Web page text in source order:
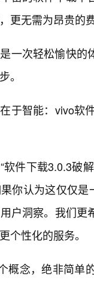
更无需为昂贵的
一次轻松愉快的
。
于智能：vivo软
软件下载3.0.3破
你认为这仅仅
户洞察。我们
个性化的服务。
概念，绝非简